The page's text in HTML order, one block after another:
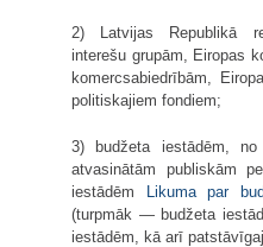
2) Latvijas Republikā
interešu grupām, Eiropas
komercsabiedrībām,
politiskajiem fondiem;
3) budžeta iestādēm,
atvasinātām publiskām
iestādēm
Likuma par
(turpmāk — budžeta
iestādēm, kā arī